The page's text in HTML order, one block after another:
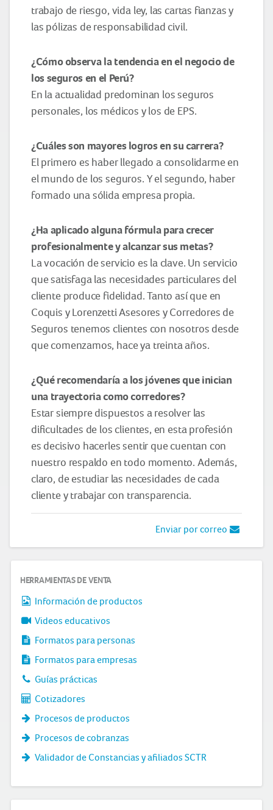
trabajo de riesgo, vida ley, las cartas fianzas y
las pólizas de responsabilidad civil.
¿Cómo observa la tendencia en el negocio de
los seguros en el Perú?
En la actualidad predominan los seguros
personales, los médicos y los de EPS.
¿Cuáles son mayores logros en su carrera?
El primero es haber llegado a consolidarme en
el mundo de los seguros. Y el segundo, haber
formado una sólida empresa propia.
¿Ha aplicado algunafórmula paracrecer
profesionalmentey alcanzar sus metas?
La vocación de servicio es la clave. Un servicio
que satisfaga las necesidades particulares del
cliente produce fidelidad. Tanto así que en
Coquis y Lorenzetti Asesores y Corredores de
Seguros tenemos clientes con nosotros desde
que comenzamos, hace ya treinta años.
¿Quérecomendaría a los jóvenes que inician
una trayectoria como corredores?
Estar siempre dispuestos a resolver las
dificultades de los clientes, en esta profesión
es decisivo hacerles sentir que cuentan con
nuestro respaldo en todo momento. Además,
claro, de estudiar las necesidades de cada
cliente y trabajar con transparencia.
Enviar por correo
HERRAMIENTAS DE VENTA
Información de productos
Videos educativos
Formatos para personas
Formatos para empresas
Guías prácticas
Cotizadores
Procesos de productos
Procesos de cobranzas
Validador de Constancias y afiliados SCTR